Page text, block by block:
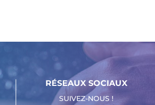
RÉSEAUX SOCIAUX
SUIVEZ-NOUS !